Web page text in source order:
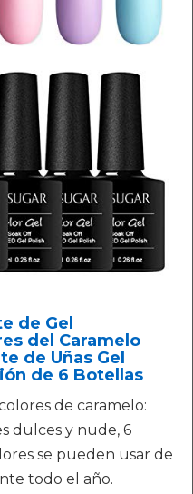
de Gel
del Caramelo
de Uñas Gel
de 6 Botellas
de caramelo:
dulces y nude, 6
se pueden usar de
todo el año.